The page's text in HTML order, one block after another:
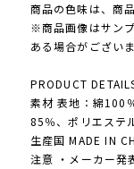
商品の色味は、商
※商品画像はサン
ある場合がござい
PRODUCT
素材 表地：綿100
85％、ポリエステ
生産国 MADE IN
注意 ・メーカー発